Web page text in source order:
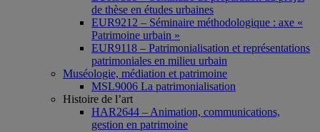
de thèse en études urbaines
EUR9212 – Séminaire méthodologique : axe «
Patrimoine urbain »
EUR9118 – Patrimonialisation et représentations
patrimoniales en milieu urbain
Muséologie, médiation et patrimoine
MSL9006 La patrimonialisation
Histoire de l’art
HAR2644 – Animation, communications,
gestion en patrimoine